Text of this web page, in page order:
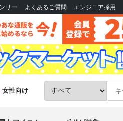
リー よくあるご質問 エンジニア採用
女性向け